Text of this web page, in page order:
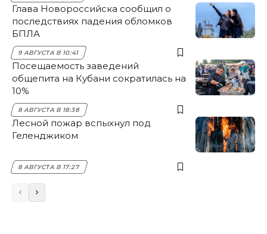
Глава Новороссийска сообщил о
последствиях падения обломков
БПЛА
9 АВГУСТА В 10:41
Посещаемость заведений
общепита на Кубани сократилась на
10%
8 АВГУСТА В 18:38
Лесной пожар вспыхнул под
Геленджиком
8 АВГУСТА В 17:27